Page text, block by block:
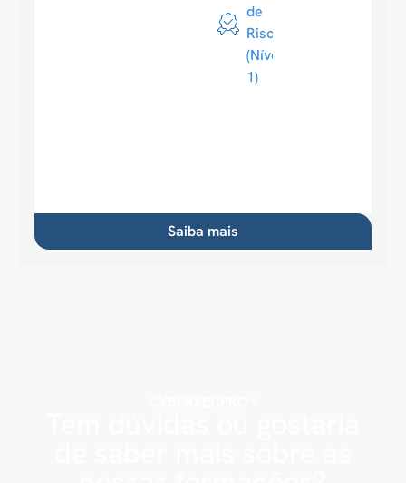
de
Riscos
(Nível
1)
Saiba mais